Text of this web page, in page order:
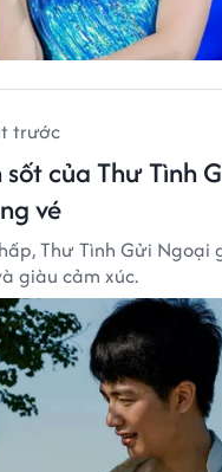
trước
của Thư Tình
vé
Thư Tình Gửi Ngoại
giàu cảm xúc.